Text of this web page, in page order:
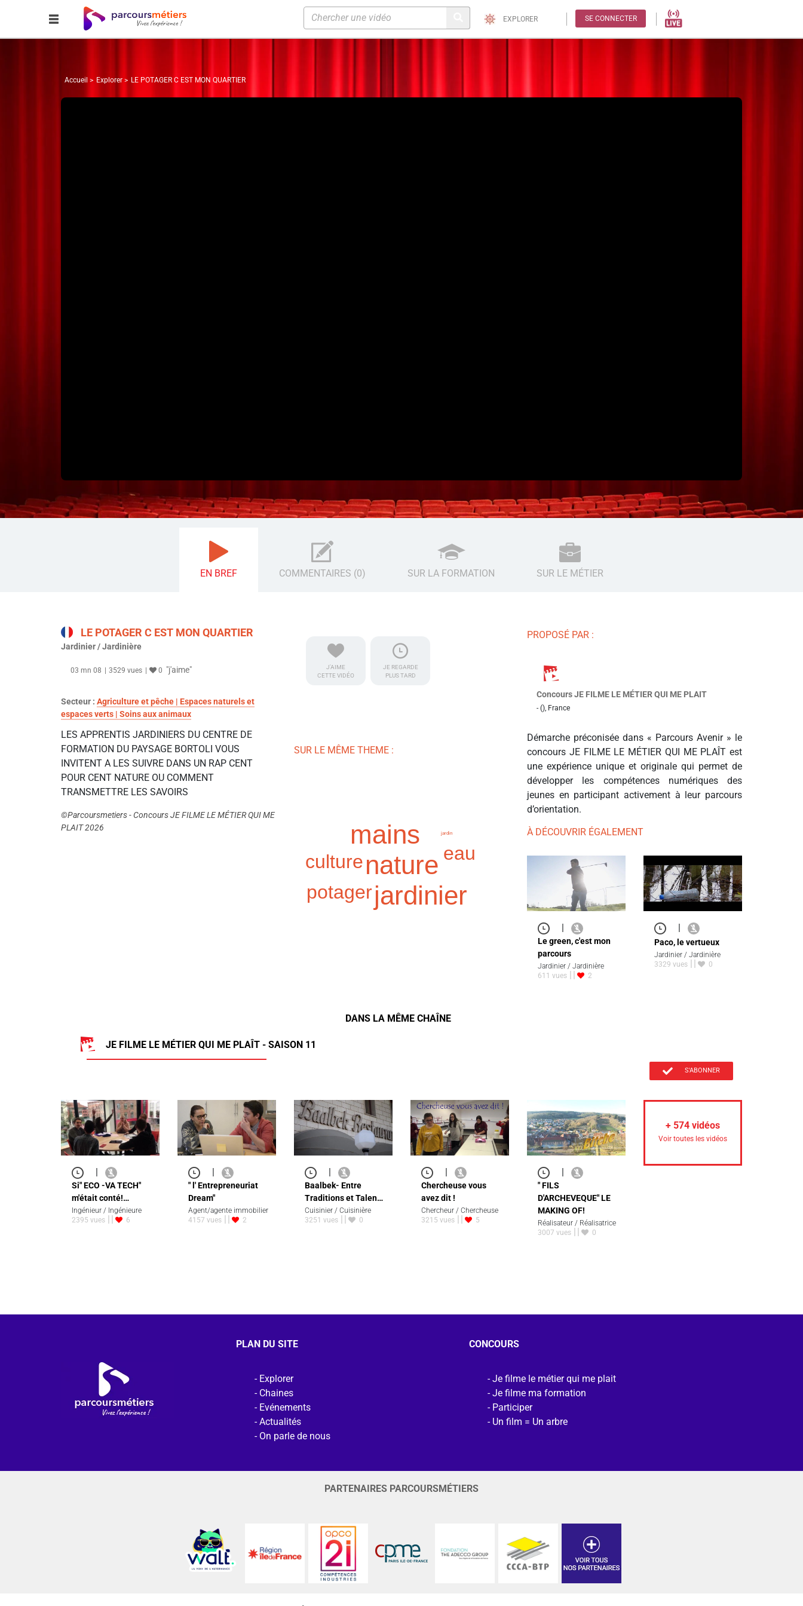
EXPLORER SE CONNECTER
Accueil Explorer LE POTAGER C EST MON QUARTIER
EN BREF COMMENTAIRES (0) SUR LA FORMATION SUR LE MÉTIER
LE POTAGER C EST MON QUARTIER
Jardinier / Jardinière
03 mn 08 3529 vues 0 "j'aime"
Secteur : Agriculture et pêche | Espaces naturels et
espaces verts | Soins aux animaux
LES APPRENTIS JARDINIERS DU CENTRE DE
FORMATION DU PAYSAGE BORTOLI VOUS
INVITENT A LES SUIVRE DANS UN RAP CENT
POUR CENT NATURE OU COMMENT
TRANSMETTRE LES SAVOIRS
©Parcoursmetiers - Concours JE FILME LE MÉTIER QUI ME
PLAIT 2026
J'AIME
CETTE VIDÉO
JE REGARDE
PLUS TARD
SUR LE MÊME THEME :
nature
jardinier
mains
potager
culture eau
jardin
PROPOSÉ PAR :
Concours JE FILME LE MÉTIER QUI ME PLAIT
- (), France
Démarche préconisée dans « Parcours Avenir » le
concours JE FILME LE MÉTIER QUI ME PLAÎT est
une expérience unique et originale qui permet de
développer les compétences numériques des
jeunes en participant activement à leur parcours
d’orientation.
À DÉCOUVRIR ÉGALEMENT
Le green, c'est mon
parcours
Jardinier / Jardinière
611 vues
2
Paco, le vertueux
Jardinier / Jardinière
3329 vues
0
DANS LA MÊME CHAÎNE
JE FILME LE MÉTIER QUI ME PLAÎT - SAISON 11
S'ABONNER
Si" ECO -VA TECH"
m'était conté!…
Ingénieur / Ingénieure
2395 vues
6
" l' Entrepreneuriat
Dream"
Agent/agente immobilier
4157 vues
2
Baalbek- Entre
Traditions et Talen…
Cuisinier / Cuisinière
3251 vues
0
Chercheuse vous
avez dit !
Chercheur / Chercheuse
3215 vues
5
" FILS
D'ARCHEVEQUE" LE
MAKING OF!
Réalisateur / Réalisatrice
3007 vues
0
+ 574 vidéos
Voir toutes les vidéos
PLAN DU SITE
Explorer
Chaines
Evénements
Actualités
On parle de nous
CONCOURS
Je filme le métier qui me plait
Je filme ma formation
Participer
Un film = Un arbre
PARTENAIRES PARCOURSMÉTIERS